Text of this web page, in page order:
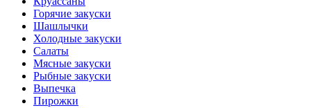
Горячие закуски
Шашлычки
Холодные закуски
Салаты
Мясные закуски
Рыбные закуски
Выпечка
Пирожки